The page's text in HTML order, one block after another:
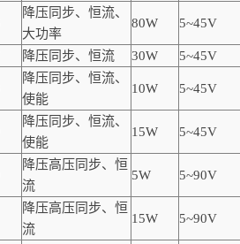
降压同步、恒流、
大功率
80W 5~45V
降压同步、恒流 30W 5~45V
降压同步、恒流、
使能
10W 5~45V
降压同步、恒流、
使能
15W 5~45V
降压高压同步、恒
流
5W 5~90V
降压高压同步、恒
流
15W 5~90V